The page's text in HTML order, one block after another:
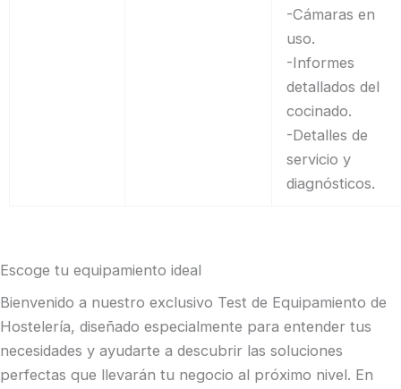
-Cámaras en
uso.
-Informes
detallados del
cocinado.
-Detalles de
servicio y
diagnósticos.
Escoge tu equipamiento ideal
Bienvenido a nuestro exclusivo Test de Equipamiento de
Hostelería, diseñado especialmente para entender tus
necesidades y ayudarte a descubrir las soluciones
perfectas que llevarán tu negocio al próximo nivel. En